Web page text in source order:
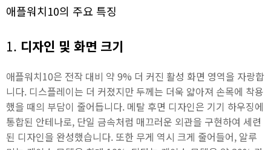
애플워치10의 주요 특징
1. 디자인 및 화면 크기
애플워치10은 전작 대비 약 9% 더 커진 활성 화면 영역을 자랑합
니다. 디스플레이는 더 커졌지만 두께는 더욱 얇아져 손목에 착용
했을 때의 부담이 줄어듭니다. 메탈 후면 디자인은 기기 하우징에
통합된 안테나로, 단일 금속처럼 매끄러운 외관을 구현하여 세련
된 디자인을 완성했습니다. 또한 무게 역시 크게 줄어들어, 알루